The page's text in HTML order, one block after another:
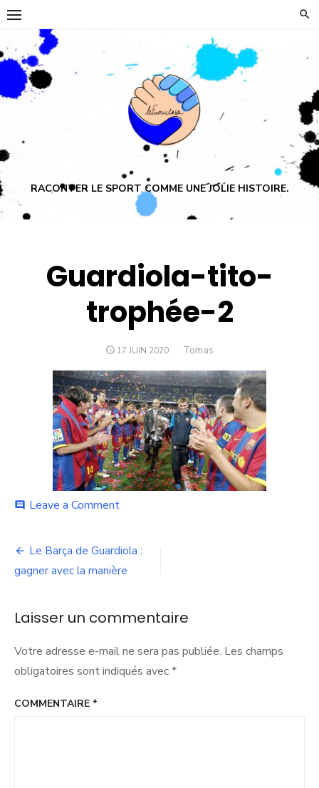
Skip
content
RACONTER LE SPORT COMME UNE JOLIE HISTOIRE.
Guardiola-tito-
trophée-2
POSTED
17 JUIN 2020 Author
Tomas
comment Leave a Commenton
trophée-
Navigation
de
Le Barça de Guardiola :
gagner avec la manière
Laisser un commentaire
Votre adresse e-mail ne sera pas publiée. Les champs
obligatoires sont indiqués avec*
COMMENTAIRE *